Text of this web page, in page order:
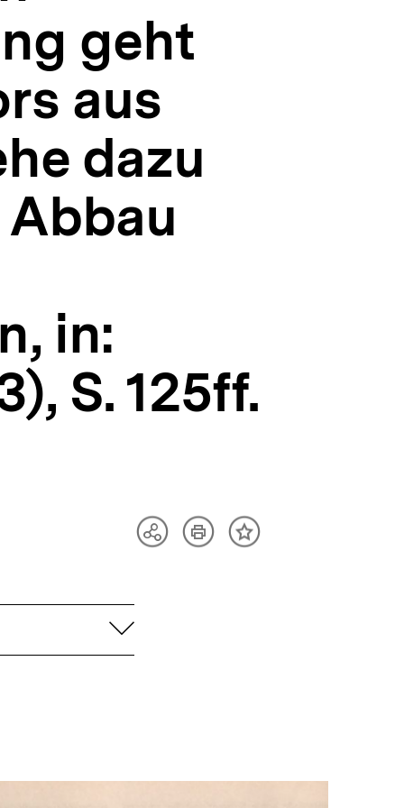
geht
aus
dazu
in:
S. 125ff.
TeilenArtikelInhalt
aufklappen